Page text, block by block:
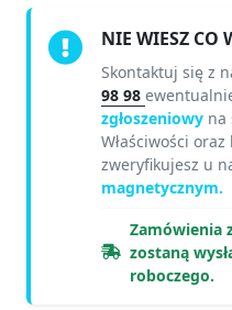
NIE WIESZ CO
Skontaktuj się z
98 98
zgłoszeniowy na
Właściwości
zweryfikujesz u
magnetycznym.
Zamówienia
zostaną
roboczego.